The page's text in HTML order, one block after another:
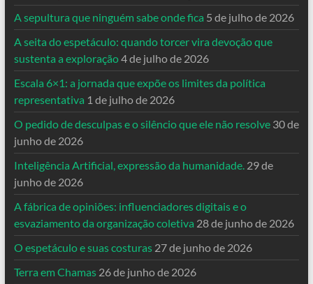
A sepultura que ninguém sabe onde fica 5 de julho de 2026
A seita do espetáculo: quando torcer vira devoção que
sustenta a exploração4 de julho de 2026
Escala 6×1: a jornada que expõe os limites da política
representativa 1 de julho de 2026
O pedido de desculpas e o silêncio que ele não resolve 30 de
junho de 2026
Inteligência Artificial, expressão da humanidade. 29 de
junho de 2026
A fábrica de opiniões: influenciadores digitais e o
esvaziamento da organização coletiva 28 de junho de 2026
O espetáculo e suas costuras 27 de junho de 2026
Terra em Chamas 26 de junho de 2026